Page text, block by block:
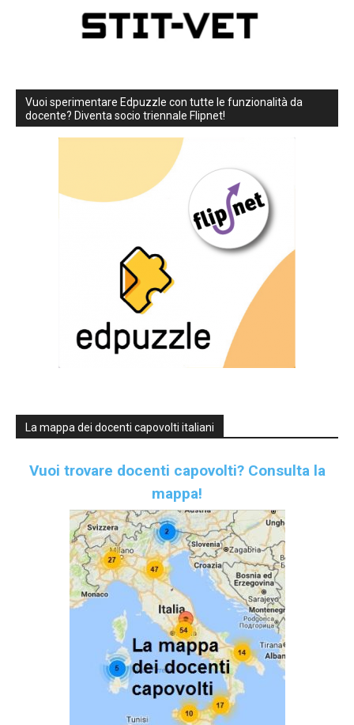
Vuoi sperimentare Edpuzzle con tutte le funzionalità da
docente? Diventa socio triennale Flipnet!
La mappa dei docenti capovolti italiani
Vuoi trovare docenti capovolti? Consulta la
mappa!